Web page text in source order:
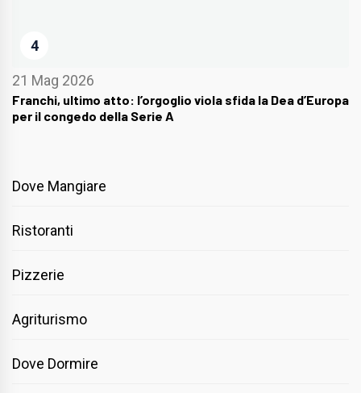
4
21 Mag 2026
Franchi, ultimo atto: l’orgoglio viola sfida la Dea d’Europa
per il congedo della Serie A
Dove Mangiare
Ristoranti
Pizzerie
Agriturismo
Dove Dormire